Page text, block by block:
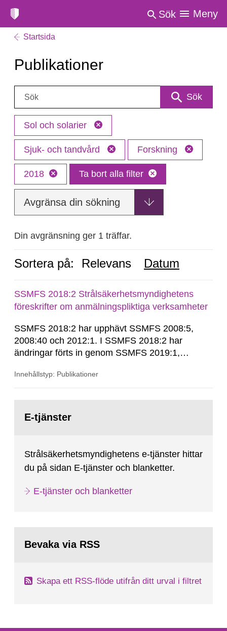
Sök Meny
Startsida
Publikationer
Sök: Sök
Sol och solarier
Sjuk- och tandvård Forskning
2018 Ta bort alla filter
Avgränsa din sökning
Din avgränsning ger 1 träffar.
Sortera på: Relevans Datum
SSMFS 2018:2 Strålsäkerhetsmyndighetens
föreskrifter om anmälningspliktiga verksamheter
SSMFS 2018:2 har upphävt SSMFS 2008:5,
2008:40 och 2012:1. I SSMFS 2018:2 har
ändringar förts in genom SSMFS 2019:1,
Innehållstyp: Publikationer
sida:E-tjänster
Strålsäkerhetsmyndighetens e-tjänster hittar
du på sidan E-tjänster och blanketter.
E-tjänster och blanketter
Bevaka via RSS
Skapa ett RSS-flöde utifrån ditt urval i filtret